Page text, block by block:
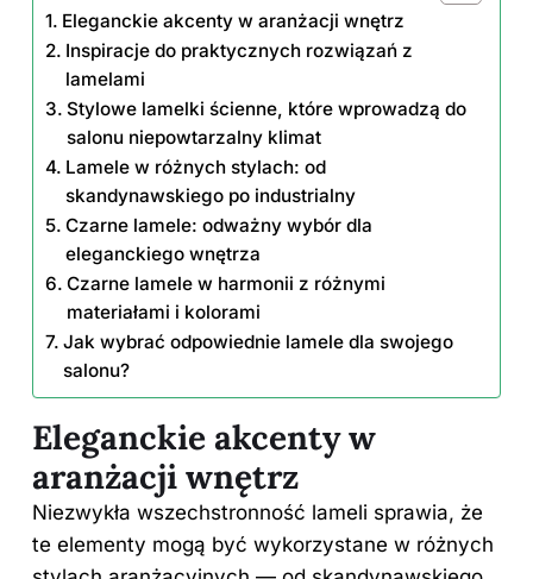
Eleganckie akcenty w aranżacji wnętrz
Inspiracje do praktycznych rozwiązań z
lamelami
Stylowe lamelki ścienne, które wprowadzą do
salonu niepowtarzalny klimat
Lamele w różnych stylach: od
skandynawskiego po industrialny
Czarne lamele: odważny wybór dla
eleganckiego wnętrza
Czarne lamele w harmonii z różnymi
materiałami i kolorami
Jak wybrać odpowiednie lamele dla swojego
salonu?
Eleganckie akcenty w
aranżacji wnętrz
Niezwykła wszechstronność lameli sprawia, że
te elementy mogą być wykorzystane w różnych